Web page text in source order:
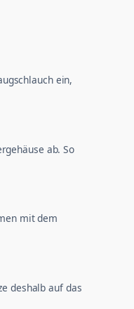
ein,
ab. So
mit dem
deshalb auf das